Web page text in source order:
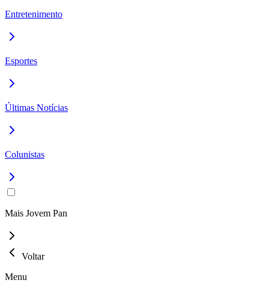
Entretenimento
Esportes
Últimas Notícias
Colunistas
Mais Jovem Pan
Voltar
Menu